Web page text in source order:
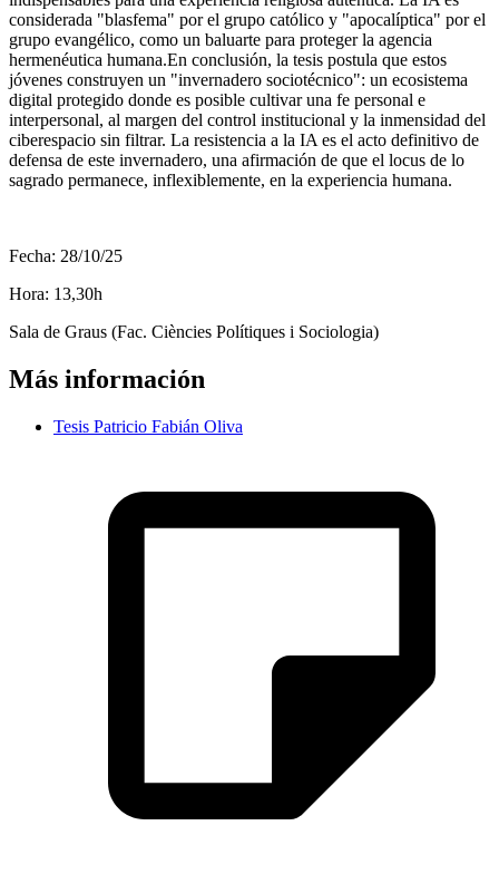
considerada "blasfema" por el grupo católico y "apocalíptica" por el
grupo evangélico, como un baluarte para proteger la agencia
hermenéutica humana.En conclusión, la tesis postula que estos
jóvenes construyen un "invernadero sociotécnico": un ecosistema
digital protegido donde es posible cultivar una fe personal e
interpersonal, al margen del control institucional y la inmensidad del
ciberespacio sin filtrar. La resistencia a la IA es el acto definitivo de
defensa de este invernadero, una afirmación de que el locus de lo
sagrado permanece, inflexiblemente, en la experiencia humana.
Fecha: 28/10/25
Hora: 13,30h
Sala de Graus (Fac. Ciències Polítiques i Sociologia)
Más información
Tesis Patricio Fabián Oliva